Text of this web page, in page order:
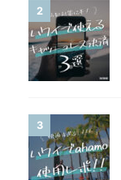
2
3